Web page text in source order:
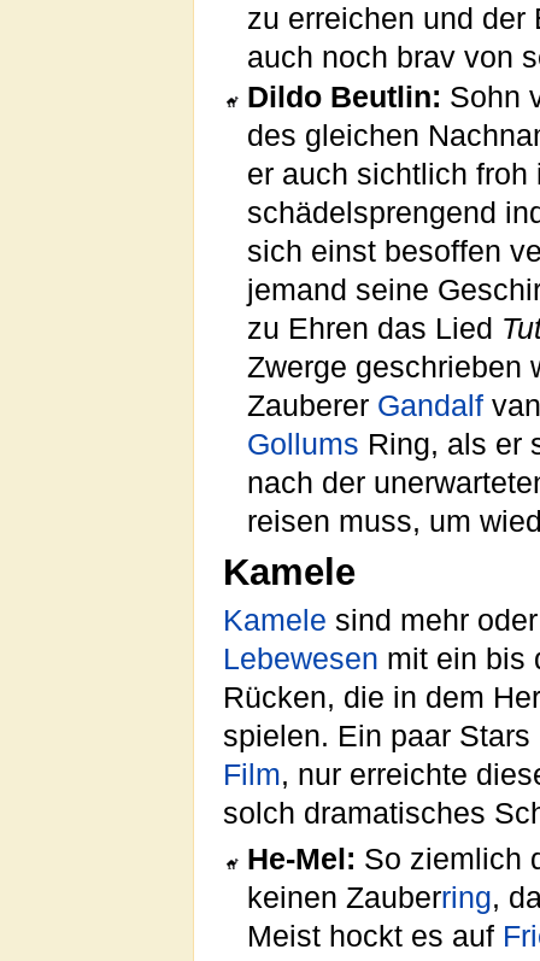
zu erreichen und der
auch noch brav von
Dildo Beutlin: Sohn
des gleichen
er auch sichtlich froh
schädelsprengend
sich einst besoffen
jemand seine
zu Ehren das Lied
Zwerge geschrieben
Zauberer Gandalf
Gollums Ring, als er
nach der
reisen muss, um
Kamele
Kamele sind mehr
Lebewesen mit ein bis
Rücken, die in dem
spielen. Ein paar
Film, nur erreichte
solch dramatisches
He-Mel: So ziemlich
keinen Zauberring,
Meist hockt es auf